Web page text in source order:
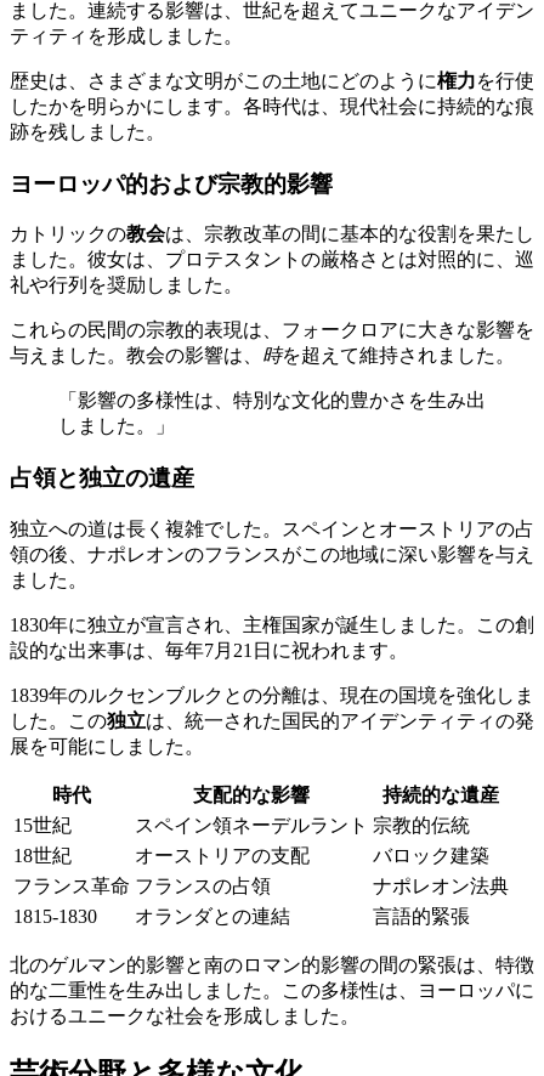
ました。連続する影響は、世紀を超えてユニークなアイデン
ティティを形成しました。
歴史は、さまざまな文明がこの土地にどのように権力を行使
したかを明らかにします。各時代は、現代社会に持続的な痕
跡を残しました。
ヨーロッパ的および宗教的影響
カトリックの教会は、宗教改革の間に基本的な役割を果たし
ました。彼女は、プロテスタントの厳格さとは対照的に、巡
礼や行列を奨励しました。
これらの民間の宗教的表現は、フォークロアに大きな影響を
与えました。教会の影響は、 時を超えて維持されました。
「影響の多様性は、特別な文化的豊かさを生み出
しました。」
占領と独立の遺産
独立への道は長く複雑でした。スペインとオーストリアの占
領の後、ナポレオンのフランスがこの地域に深い影響を与え
ました。
1830年に独立が宣言され、主権国家が誕生しました。この創
設的な出来事は、毎年7月21日に祝われます。
1839年のルクセンブルクとの分離は、現在の国境を強化しま
した。この独立は、統一された国民的アイデンティティの発
展を可能にしました。
時代 支配的な影響
持続的な遺産
15世紀
スペイン領ネーデルラント 宗教的伝統
18世紀
オーストリアの支配
バロック建築
フランス革命 フランスの占領
ナポレオン法典
1815-1830
オランダとの連結 言語的緊張
北のゲルマン的影響と南のロマン的影響の間の緊張は、特徴
的な二重性を生み出しました。この多様性は、ヨーロッパに
おけるユニークな社会を形成しました。